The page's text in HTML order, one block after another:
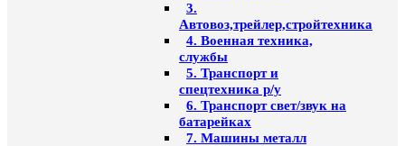
3.
Автовоз,трейлер,стройтехника
4. Военная техника,
службы
5. Транспорт и
спецтехника р/у
6. Транспорт свет/звук на
батарейках
7. Машины металл